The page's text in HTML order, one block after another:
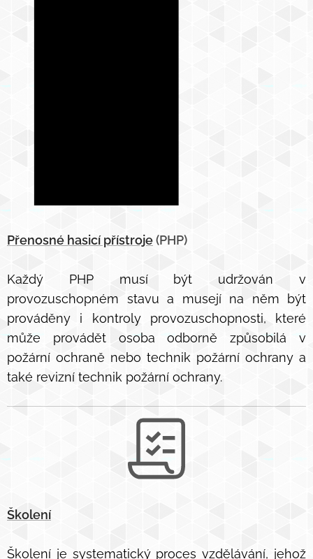
Přenosné hasicí přístroje(PHP)
Každý PHP musí být udržován v
provozuschopném stavu a musejí na něm být
prováděny i kontroly provozuschopnosti, které
může provádět osoba odborně způsobilá v
požární ochraně nebo technik požární ochrany a
také revizní technik požární ochrany.
Školení
Školení je systematický proces vzdělávání, jehož